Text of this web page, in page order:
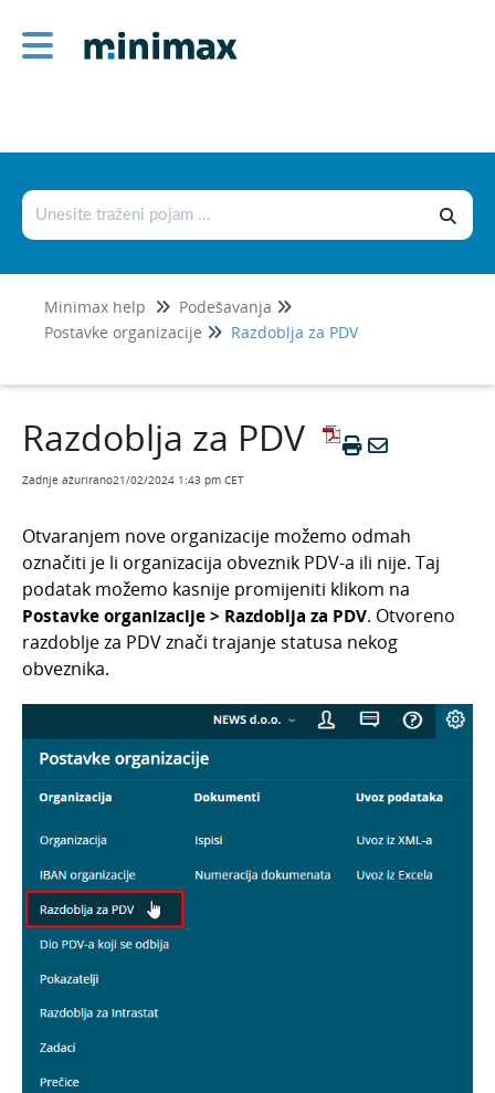
Minimax help
Podešavanja
Postavke organizacije
Razdoblja za PDV
Korisnici i njihova prava
Licence
Postavke organizacije
IBAN organizacije
Razdoblja za PDV
Pokazatelji
Razdoblja za INTRASTAT
Povijest
Postavke dokumenata
Šifrarnici
Uvoz i izvoz podataka
Baza znanja
Razdoblja za PDV
Zadnje ažurirano21/02/2024 1:43 pm CET
Otvaranjem nove organizacije možemo odmah
označiti je li organizacija obveznik PDV-a ili nije. Taj
podatak možemo kasnije promijeniti klikom na
Postavke organizacije > Razdoblja za PDV. Otvoreno
razdoblje za PDV znači trajanje statusa nekog
obveznika.